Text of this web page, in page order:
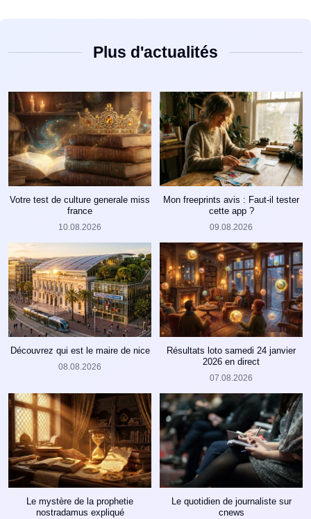
Plus d'actualités
Votre test de culture generale miss
france
10.08.2026
Mon freeprints avis : Faut-il tester
cette app ?
09.08.2026
Découvrez qui est le maire de nice
08.08.2026
Résultats loto samedi 24 janvier
2026 en direct
07.08.2026
Le mystère de la prophetie
nostradamus expliqué
Le quotidien de journaliste sur
cnews